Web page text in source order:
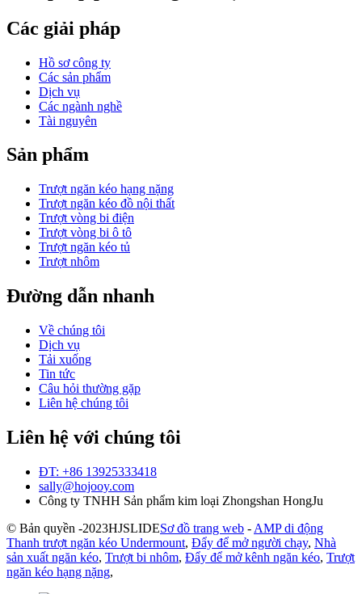
Các giải pháp
Hồ sơ công ty
Các sản phẩm
Dịch vụ
Các ngành nghề
Tài nguyên
Sản phẩm
Trượt ngăn kéo hạng nặng
Trượt ngăn kéo đồ nội thất
Trượt vòng bi điện
Trượt vòng bi ô tô
Trượt ngăn kéo tủ
Trượt nhôm
Đường dẫn nhanh
Về chúng tôi
Dịch vụ
Tải xuống
Tin tức
Câu hỏi thường gặp
Liên hệ chúng tôi
Liên hệ với chúng tôi
ĐT: +86 13925333418
sally@hojooy.com
Công ty TNHH Sản phẩm kim loại Zhongshan HongJu
© Bản quyền -2023HJSLIDESơ đồ trang web - AMP di động
Thanh trượt ngăn kéo Undermount, Đẩy để mở người chạy, Nhà
sản xuất ngăn kéo, Trượt bi nhôm, Đẩy để mở kênh ngăn kéo, Trượt
ngăn kéo hạng nặng,